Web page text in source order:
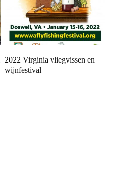
2022 Virginia vliegvissen en
wijnfestival